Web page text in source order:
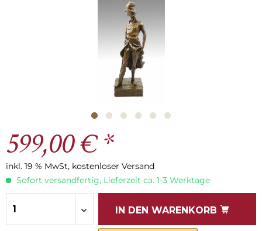
599,00 € *
inkl. 19 % MwSt, kostenloser Versand
Sofort versandfertig, Lieferzeit ca. 1-3 Werktage
IN DEN WARENKORB